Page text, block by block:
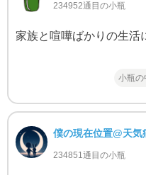
234952通目の小瓶
家族と喧嘩ばかりの生活
小瓶の
僕の現在位置@天
234851通目の小瓶